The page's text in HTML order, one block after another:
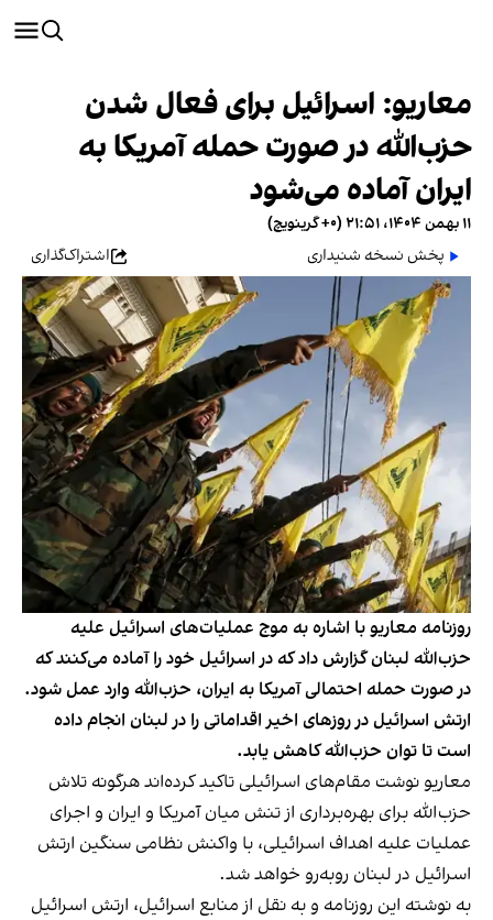
معاریو: اسرائیل برای فعال شدن
حزب‌الله در صورت حمله آمریکا به
ایران آماده می‌شود
۱۱ بهمن ۱۴۰۴، ۲۱:۵۱ (‎+۰ گرینویچ)
پخش نسخه شنیداری
اشتراک‌گذاری
روزنامه معاریو با اشاره به موج عملیات‌های اسرائیل علیه
حزب‌الله لبنان گزارش داد که در اسرائیل خود را آماده می‌کنند که
در صورت حمله احتمالی آمریکا به ایران، حزب‌الله وارد عمل شود.
ارتش اسرائیل در روزهای اخیر اقداماتی را در لبنان انجام داده
است تا توان حزب‌الله کاهش یابد.
معاریو نوشت مقام‌های اسرائیلی تاکید کرده‌اند هرگونه تلاش
حزب‌الله برای بهره‌برداری از تنش میان آمریکا و ایران و اجرای
عملیات علیه اهداف اسرائیلی، با واکنش نظامی سنگین ارتش
اسرائیل در لبنان روبه‌رو خواهد شد.
به نوشته این روزنامه و به نقل از منابع اسرائیل، ارتش اسرائیل